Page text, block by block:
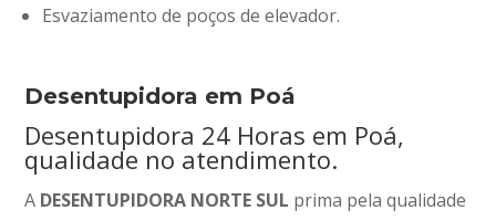
Esvaziamento de poços de elevador.
Desentupidora em Poá
Desentupidora 24 Horas em Poá,
qualidade no atendimento.
A DESENTUPIDORA NORTE SUL prima pela qualidade